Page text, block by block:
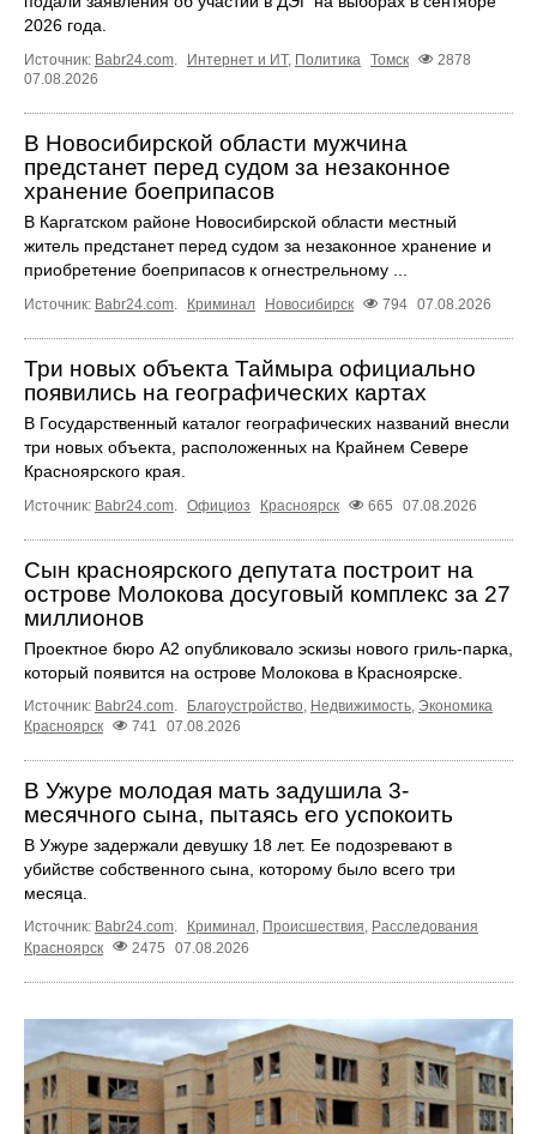
2026 года.
Источник: Babr24.com. Интернет и ИТ, Политика Томск
2878
07.08.2026
В Новосибирской области мужчина
предстанет перед судом за незаконное
хранение боеприпасов
В Каргатском районе Новосибирской области местный
житель предстанет перед судом за незаконное хранение и
приобретение боеприпасов к огнестрельному ...
Источник: Babr24.com. Криминал Новосибирск 794 07.08.2026
Три новых объекта Таймыра официально
появились на географических картах
В Государственный каталог географических названий внесли
три новых объекта, расположенных на Крайнем Севере
Красноярского края.
Источник: Babr24.com. Официоз Красноярск 665 07.08.2026
Сын красноярского депутата построит на
острове Молокова досуговый комплекс за 27
миллионов
Проектное бюро А2 опубликовало эскизы нового гриль-парка,
который появится на острове Молокова в Красноярске.
Источник: Babr24.com. Благоустройство, Недвижимость, Экономика
Красноярск
741 07.08.2026
В Ужуре молодая мать задушила 3-
месячного сына, пытаясь его успокоить
В Ужуре задержали девушку 18 лет. Ее подозревают в
убийстве собственного сына, которому было всего три
месяца.
Источник: Babr24.com. Криминал, Происшествия, Расследования
Красноярск
2475 07.08.2026